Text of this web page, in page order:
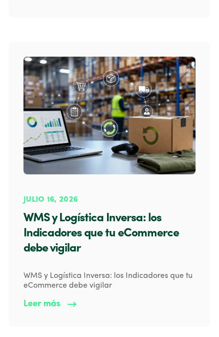
JULIO 16, 2026
WMS y Logística Inversa: los
Indicadores que tu eCommerce
debe vigilar
WMS y Logística Inversa: los Indicadores que tu
eCommerce debe vigilar
Leer más